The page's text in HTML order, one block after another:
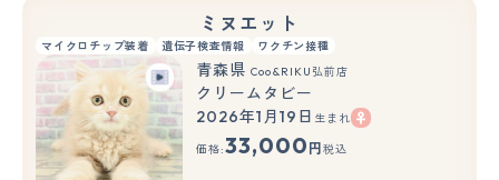
ミヌエット
マイクロチップ装着 遺伝子検査情報 ワクチン接種
青森県 Coo&RIKU弘前店
クリームタビー
2026年1月19日 生まれ
価格:33,000 円 税込